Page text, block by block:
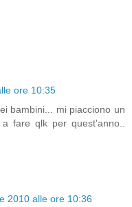
ore 10:35
bambini... mi piacciono un
fare qlk per quest'anno..
2010 alle ore 10:36